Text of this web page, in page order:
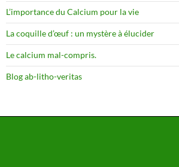
L’importance du Calcium pour la vie
La coquille d’œuf : un mystère à élucider
Le calcium mal-compris.
Blog ab-litho-veritas